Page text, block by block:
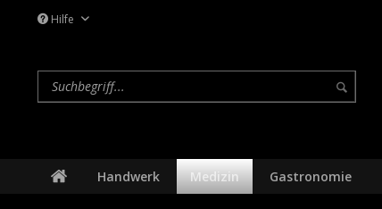
Hilfe
Handwerk Medizin Gastronomie